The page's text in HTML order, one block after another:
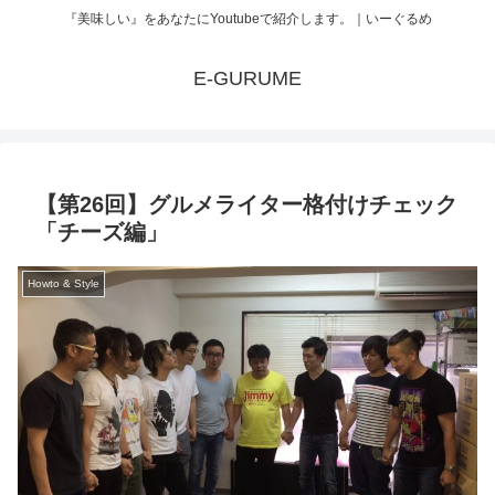
『美味しい』をあなたにYoutubeで紹介します。｜いーぐるめ
E-GURUME
【第26回】グルメライター格付けチェック
「チーズ編」
Howto & Style